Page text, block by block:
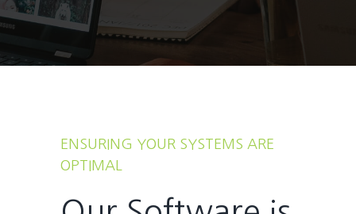
ENSURING YOUR SYSTEMS ARE
OPTIMAL